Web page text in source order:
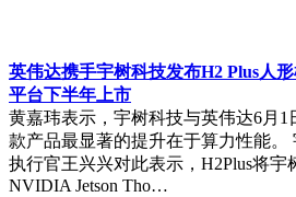
英伟达携手宇树科技发布H2 Plus人
平台下半年上市
黄嘉玮表示，宇树科技与英伟达6月1
款产品最显著的提升在于算力性能。
执行官王兴兴对此表示，H2Plus将宇
NVIDIA Jetson Tho…